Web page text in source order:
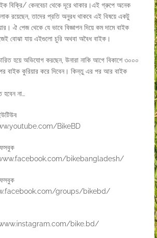
বিক্রি/ কেনবেচা থেকে দূরে থাকার।এই গ্রুপে অনেক
রয়েছেন, তাদের প্রতি অনুরধ থাকবে এই বিষয়ে একটু
ঐ পেজ থেকে যে ভাবে বিজ্ঞাপন দিয়ে কম দামে বাইক
বোঝা যায় এইগুলো চুরি অথবা অবৈধ বাইক।
হয়ে অভিযোগ করছেন, উনারা নাকি আগে বিকাশে ৩০০০
বাইক কুরিয়ার করে দিবেন। কিন্তু এর পর আর বাইক
হবেন না…
BikeBD
bikebangladesh/
groups/bikebd/
bike.bd/